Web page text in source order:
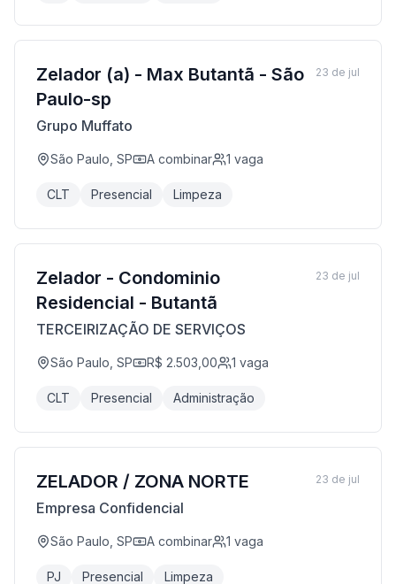
Zelador (a) - Max Butantã - São
Paulo-sp
Grupo Muffato
São Paulo, SP A combinar 1 vaga
CLT Presencial Limpeza
23 de jul
Zelador - Condominio
Residencial - Butantã
TERCEIRIZAÇÃO DE SERVIÇOS
São Paulo, SP R$ 2.503,00 1 vaga
CLT Presencial Administração
23 de jul
ZELADOR / ZONA NORTE
Empresa Confidencial
São Paulo, SP A combinar 1 vaga
PJ Presencial Limpeza
23 de jul